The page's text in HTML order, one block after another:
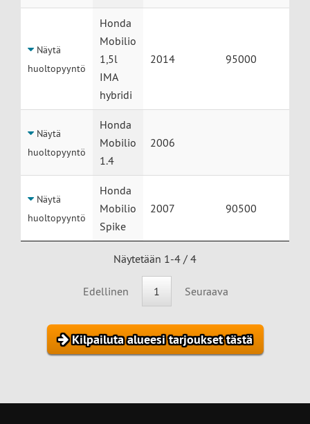
Näytä
huoltopyyntö
Honda
Mobilio
1,5l
IMA
hybridi
2014 95000
Näytä
huoltopyyntö
Honda
Mobilio
1.4
2006
Näytä
huoltopyyntö
Honda
Mobilio
Spike
2007 90500
Näytetään 1-4 / 4
Edellinen 1 Seuraava
Kilpailuta alueesi tarjoukset tästä